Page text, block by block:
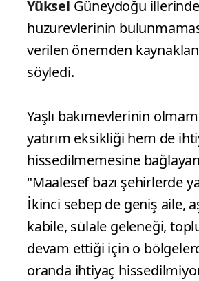
Yüksel Güneydoğu illerinde
huzurevlerinin
verilen önemden
söyledi.
Yaşlı bakımevlerinin
yatırım eksikliği hem de
hissedilmemesine
"Maalesef bazı şehirlerde
İkinci sebep de geniş aile,
kabile, sülale geleneği,
devam ettiği için o
oranda ihtiyaç